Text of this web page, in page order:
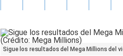
Sigue los resultados del Mega Millions del